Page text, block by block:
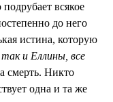
всякое
до него
истина, которую
и Еллины, все
смерть. Никто
одна и та же